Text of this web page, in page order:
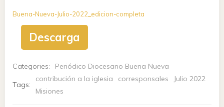
Buena-Nueva-Julio-2022_edicion-completa
Descarga
Categories: Periódico Diocesano Buena Nueva
Tags:
contribución a la iglesia corresponsales
Julio 2022
Misiones